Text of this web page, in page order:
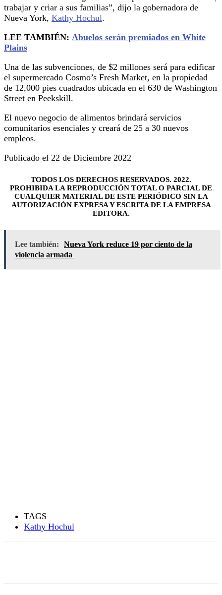
trabajar y criar a sus familias”, dijo la gobernadora de
Nueva York, Kathy Hochul.
LEE TAMBIÉN: Abuelos serán premiados en White
Plains
Una de las subvenciones, de $2 millones será para edificar
el supermercado Cosmo’s Fresh Market, en la propiedad
de 12,000 pies cuadrados ubicada en el 630 de Washington
Street en Peekskill.
El nuevo negocio de alimentos brindará servicios
comunitarios esenciales y creará de 25 a 30 nuevos
empleos.
Publicado el 22 de Diciembre 2022
TODOS LOS DERECHOS RESERVADOS. 2022.
PROHIBIDA LA REPRODUCCIÓN TOTAL O PARCIAL DE
CUALQUIER MATERIAL DE ESTE PERIÓDICO SIN LA
AUTORIZACIÓN EXPRESA Y ESCRITA DE LA EMPRESA
EDITORA.
Lee también:
Nueva York reduce 19 por ciento de la
violencia armada
TAGS
Kathy Hochul